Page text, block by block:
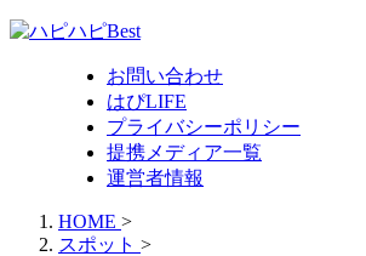
お問い合わせ
はぴLIFE
プライバシーポリシー
提携メディア一覧
運営者情報
HOME >
スポット >